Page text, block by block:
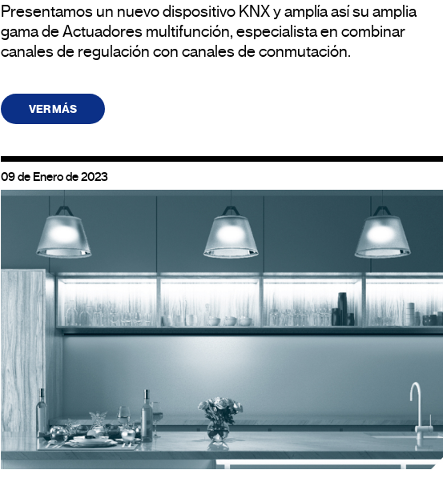
Presentamos un nuevo dispositivo KNX y amplía así su amplia
gama de Actuadores multifunción, especialista en combinar
canales de regulación con canales de conmutación.
VER MÁS
09 de Enero de 2023